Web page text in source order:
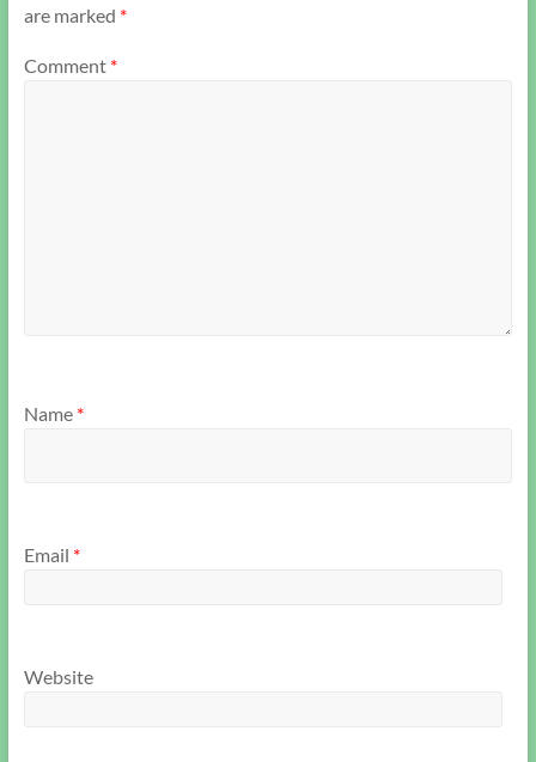
are marked *
Comment *
Name *
Email *
Website